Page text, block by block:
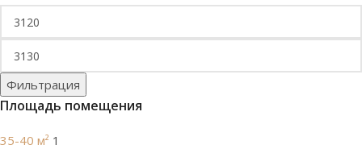
Фильтрация
Площадь помещения
35-40 м² 1